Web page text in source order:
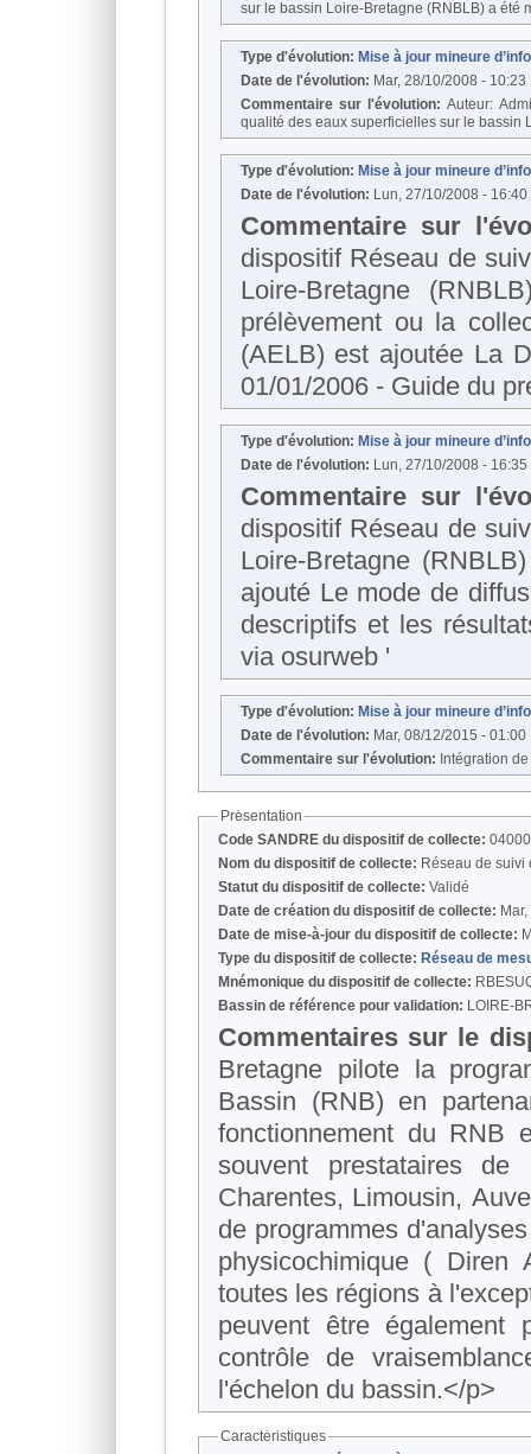
Type d'évolution: Mise à jour mineure
Date de l'évolution: Mar, 28/10/2008 - 10:23
Commentaire sur l'évolution: Auteur:
qualité des eaux
Type d'évolution: Mise à jour mineure
Date de l'évolution: Lun, 27/10/2008 - 16:40
Commentaire sur
dispositif Réseau de suivi de
Loire-Bretagne (RNBLB) a été
prélèvement ou la
(AELB) est ajoutée La Démarche qualité pour le transport/conditionnement
Type d'évolution: Mise à jour mineure
Date de l'évolution: Lun, 27/10/2008 - 16:35
Commentaire sur
dispositif Réseau de suivi de
Loire-Bretagne (RNBLB) a été modifié. Le
ajouté Le mode de diffusion En
descriptifs et les
via osurweb '
Type d'évolution: Mise à jour mineure
Date de l'évolution: Mar, 08/12/2015 - 01:00
Commentaire sur l'évolution: Intégration
Présentation
Code SANDRE du dispositif de collecte:
Nom du dispositif de collecte:
Statut du dispositif de collecte: Validé
Date de création du dispositif de collecte:
Date de mise-à-jour du dispositif de collecte:
Type du dispositif de collecte: Réseau de
Mnémonique du dispositif de collecte:
Bassin de référence pour validation: LOIRE-
Commentaires sur le
Bretagne pilote la
Bassin (RNB) en
fonctionnement du RNB en
souvent prestataires
Charentes, Limousin,
de programmes
physicochimique ( Diren
toutes les régions à
peuvent être également
contrôle de
l'échelon du bassin.</p>
Caractéristiques